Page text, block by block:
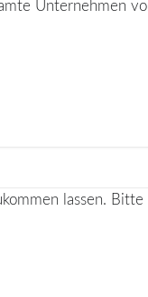
Unternehmen
lassen.